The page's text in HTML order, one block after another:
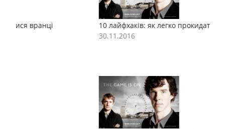
10 лайфхаків: як легко прокидатися вранці